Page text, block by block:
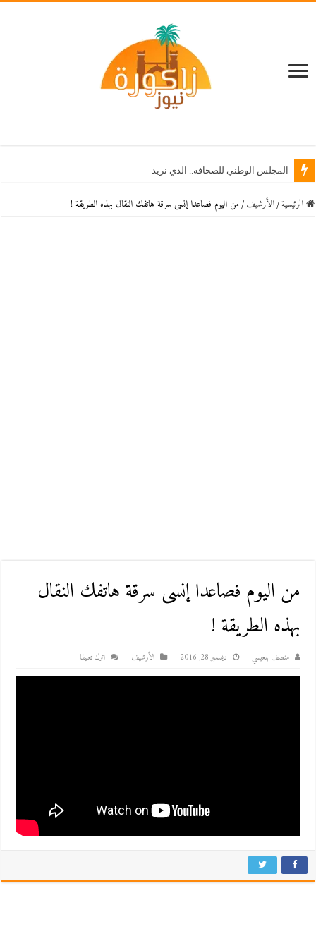
المجلس الوطني للصحافة.. الذي نريد
الرئيسية / اﻷرشيف / من اليوم فصاعدا إنسى سرقة هاتفك النقال بهذه الطريقة !
من اليوم فصاعدا إنسى سرقة هاتفك النقال
بهذه الطريقة !
منصف بنعيسي ديسمبر 28, 2016 اﻷرشيف اترك تعليقا